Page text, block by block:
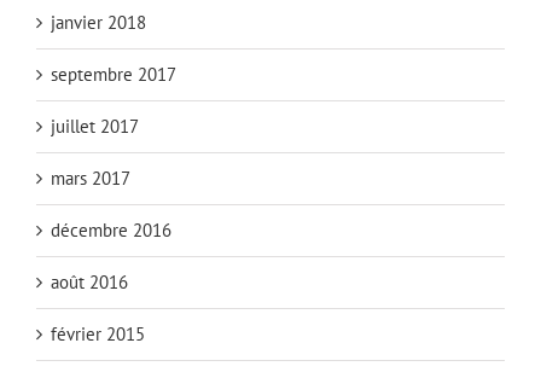
janvier 2018
septembre 2017
juillet 2017
mars 2017
décembre 2016
août 2016
février 2015